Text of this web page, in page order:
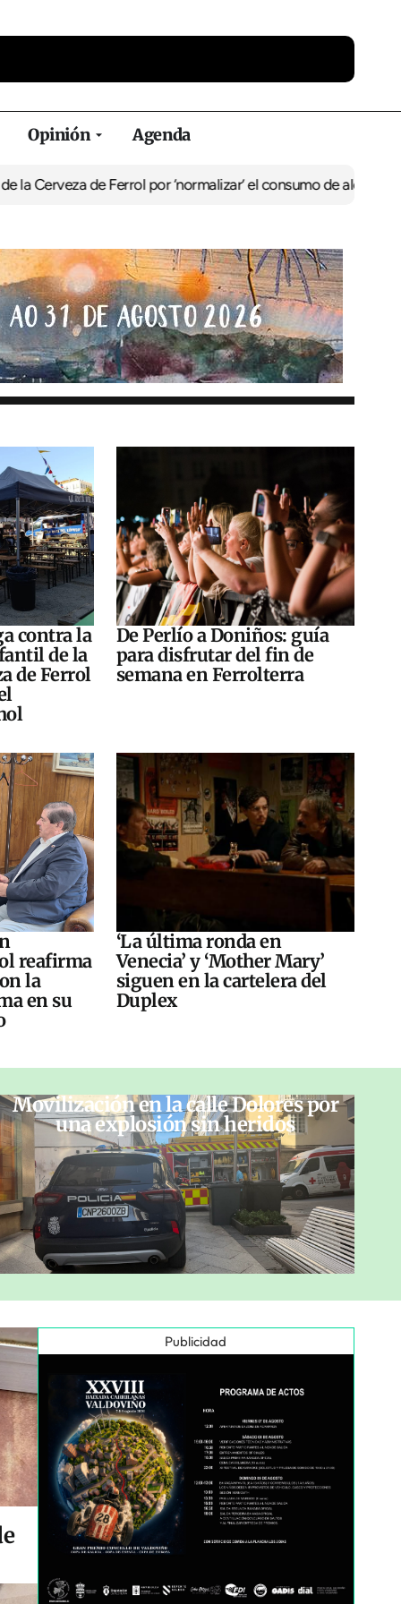
Opinión Agenda
Ferrol por ‘normalizar’ el consumo de alcoholDe Perlío a
contra la
de la
de Ferrol
De Perlío a Doniños: guía
para disfrutar del fin de
semana en Ferrolterra
reafirma
la
en su
‘La última ronda en
Venecia’ y ‘Mother Mary’
siguen en la cartelera del
Duplex
Movilización en la calle Dolores por
una explosión sin heridos
Publicidad